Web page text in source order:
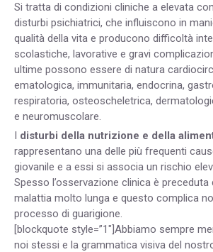
Si tratta di condizioni cliniche a elevata
disturbi psichiatrici, che influiscono in
qualità della vita e producono difficoltà
scolastiche, lavorative e gravi
ultime possono essere di natura
ematologica, immunitaria, endocrina,
respiratoria, osteoscheletrica,
e neuromuscolare.
I disturbi della nutrizione e della
rappresentano una delle più frequenti
giovanile e a essi si associa un rischio
Spesso l’osservazione clinica è preceduta
malattia molto lunga e questo complica
processo di guarigione.
[blockquote style=”1″]Abbiamo sempre
noi stessi e la grammatica visiva del